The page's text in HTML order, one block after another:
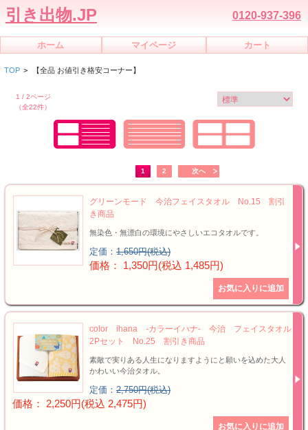
引き出物.JP 0120-937-396
ホーム マイページ カート
TOP > 【全品 お値引き格安コーナー】
1 / 2ページ
（全22件）
1 2 次へ
グリーンモード 今治フェイスタオル No.15 割引
き商品
無染色・無漂白の環境にやさしいエコタオルです。
定価： 1,650円(税込)
価格： 1,350円(税込 1,485円)
color ihana -カラーイハナ- 今治 フェイスタオル
2Pセット No.25 割引き商品
素敵で実りある人生になりますようにと願いを込めた大人
かわいい今治タオル。
定価： 2,750円(税込)
価格： 2,250円(税込 2,475円)